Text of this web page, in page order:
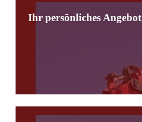
Ihr persönliches Angebot